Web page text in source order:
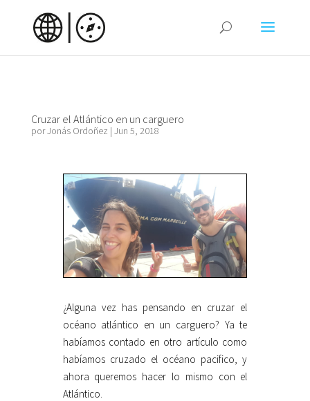
Cruzar el Atlántico en un carguero
porJonás Ordoñez | Jun 5, 2018
¿Alguna vez has pensando en cruzar el
océano atlántico en un carguero? Ya te
habíamos contado en otro artículo como
habíamos cruzado el océano pacifico, y
ahora queremos hacer lo mismo con el
Atlántico.